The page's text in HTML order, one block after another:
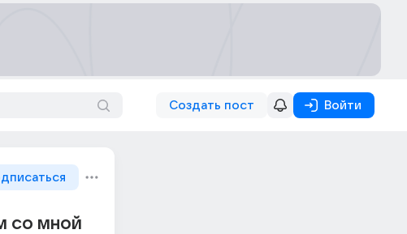
Создать пост Войти
со мной